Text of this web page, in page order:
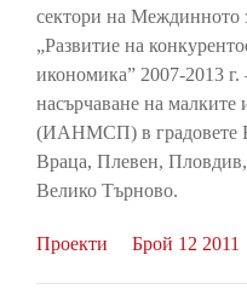
сектори на Междинното
„Развитие на
икономика” 2007-2013
насърчаване на малките
(ИАНМСП) в градовете
Враца, Плевен,
Велико Търново.
Проекти Брой 12 2011